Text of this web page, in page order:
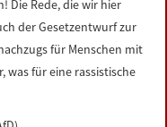
Die Rede, die wir hier
der Gesetzentwurf zur
für Menschen mit
was für eine rassistische